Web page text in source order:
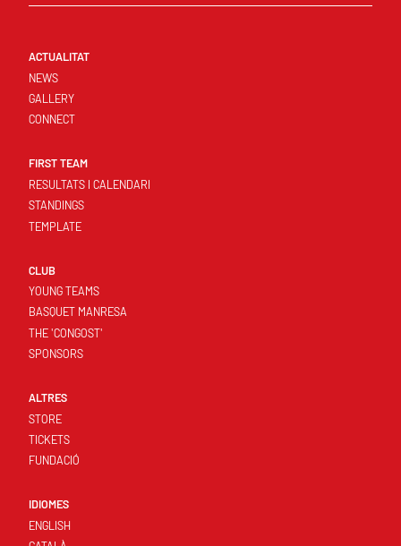
ACTUALITAT
NEWS
GALLERY
CONNECT
FIRST TEAM
RESULTATS I CALENDARI
STANDINGS
TEMPLATE
CLUB
YOUNG TEAMS
BASQUET MANRESA
THE 'CONGOST'
SPONSORS
ALTRES
STORE
TICKETS
FUNDACIÓ
IDIOMES
ENGLISH